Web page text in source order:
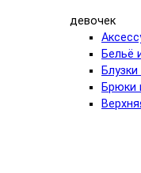
девочек
Бельё
Брюки